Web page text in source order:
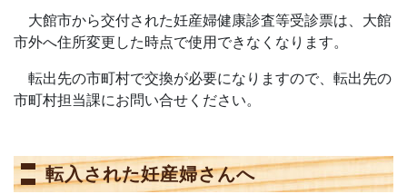
大館市から交付された妊産婦健康診査等受診票は、大館
市外へ住所変更した時点で使用できなくなります。
転出先の市町村で交換が必要になりますので、転出先の
市町村担当課にお問い合せください。
転入された妊産婦さんへ